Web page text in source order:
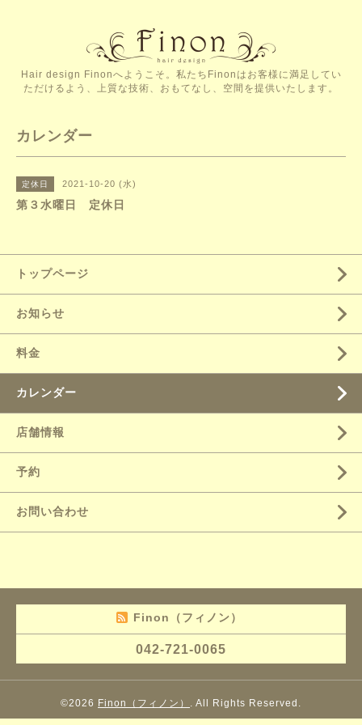
Hair design Finonへようこそ。私たちFinonはお客様に満足してい
ただけるよう、上質な技術、おもてなし、空間を提供いたします。
カレンダー
定休日 2021-10-20 (水)
第３水曜日 定休日
トップページ
お知らせ
料金
カレンダー
店舗情報
予約
お問い合わせ
Finon（フィノン）
042-721-0065
©2026 Finon（フィノン） . All Rights Reserved.